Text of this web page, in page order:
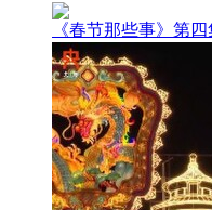
《春节那些事》第